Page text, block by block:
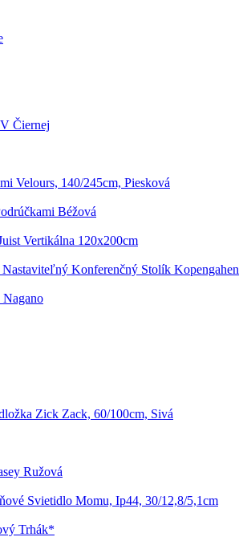
Čiernej
Velours, 140/245cm, Piesková
Béžová
Vertikálna 120x200cm
Konferenčný Stolík Kopengahen
Zick Zack, 60/100cm, Sivá
Ružová
Svietidlo Momu, Ip44, 30/12,8/5,1cm
Trhák*